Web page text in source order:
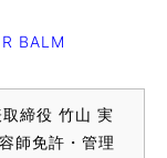
BALM
締役 竹山 実
師免許・管理